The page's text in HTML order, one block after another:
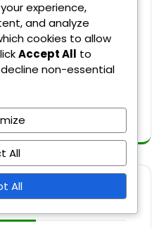
JULKAISUT
experience,
and analyze
cookies to allow
Accept All to
non-essential
All
All